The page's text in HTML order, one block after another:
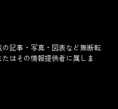
記事・写真・図表など無断転
はその情報提供者に属しま